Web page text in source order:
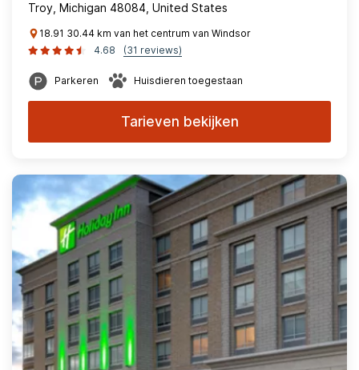
Troy, Michigan 48084, United States
18.91 30.44 km van het centrum van Windsor
4.68
(31 reviews)
Parkeren Huisdieren toegestaan
Tarieven bekijken